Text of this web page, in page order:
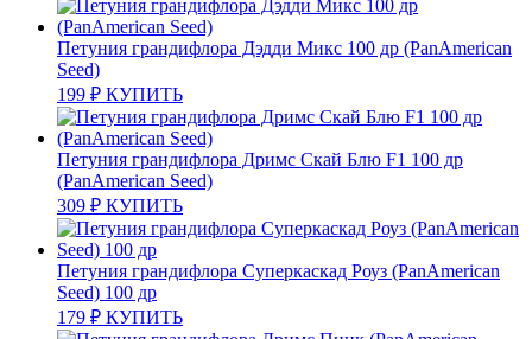
Петуния грандифлора Дэдди Микс 100 др (PanAmerican
Seed)
199 ₽ КУПИТЬ
Петуния грандифлора Дримс Скай Блю F1 100 др
(PanAmerican Seed)
309 ₽ КУПИТЬ
Петуния грандифлора Суперкаскад Роуз (PanAmerican
Seed) 100 др
179 ₽ КУПИТЬ